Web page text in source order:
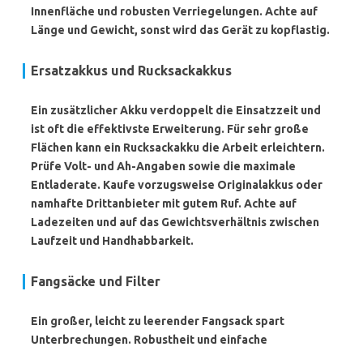
Innenfläche und robusten Verriegelungen. Achte auf
Länge und Gewicht, sonst wird das Gerät zu kopflastig.
Ersatzakkus und Rucksackakkus
Ein zusätzlicher Akku verdoppelt die Einsatzzeit und
ist oft die effektivste Erweiterung. Für sehr große
Flächen kann ein Rucksackakku die Arbeit erleichtern.
Prüfe Volt- und Ah-Angaben sowie die maximale
Entladerate. Kaufe vorzugsweise Originalakkus oder
namhafte Drittanbieter mit gutem Ruf. Achte auf
Ladezeiten und auf das Gewichtsverhältnis zwischen
Laufzeit und Handhabbarkeit.
Fangsäcke und Filter
Ein großer, leicht zu leerender Fangsack spart
Unterbrechungen. Robustheit und einfache